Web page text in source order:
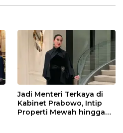
Jadi Menteri Terkaya di
Kabinet Prabowo, Intip
Properti Mewah hingga